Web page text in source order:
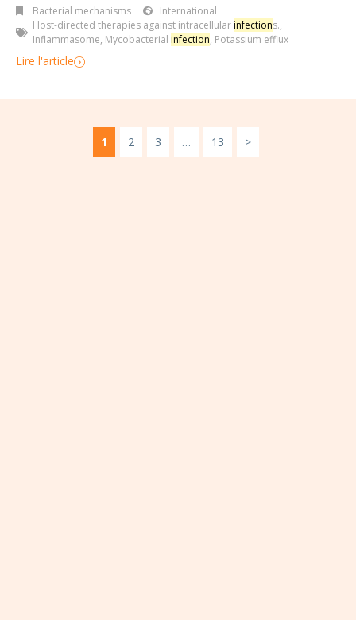
Bacterial mechanisms
International
Host-directed therapies against intracellularinfections.,
Inflammasome, Mycobacterial infection, Potassium efflux
Lire l'article
1 2 3 … 13 >